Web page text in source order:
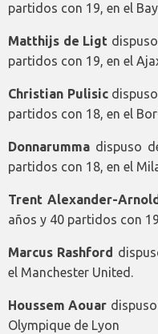
partidos con 19, en el
Matthijs de Ligt
partidos con 19, en el
Christian Pulisic
partidos con 18, en el
Donnarumma dispuso
partidos con 18, en el
Trent Alexander-Arnold
años y 40 partidos con
Marcus Rashford
el Manchester United.
Houssem Aouar
Olympique de Lyon